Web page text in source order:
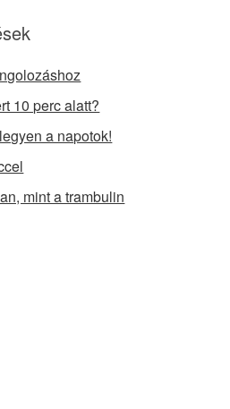
10 perc alatt?
a napotok!
mint a trambulin